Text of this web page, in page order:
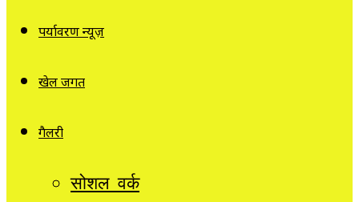
पर्यावरण न्यूज़
खेल जगत
गैलरी
सोशल वर्क